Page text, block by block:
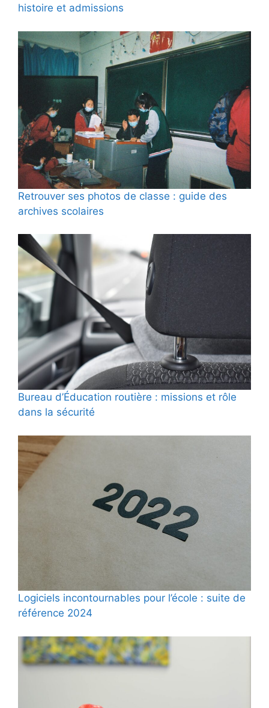
histoire et admissions
Retrouver ses photos de classe : guide des
archives scolaires
Bureau d’Éducation routière : missions et rôle
dans la sécurité
Logiciels incontournables pour l’école : suite de
référence 2024